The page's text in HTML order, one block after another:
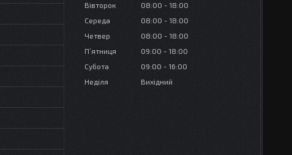
Вівторок
08:00
18:00
Середа
08:00
18:00
Четвер
08:00
18:00
Пʼятниця
09:00
18:00
Субота
09:00
16:00
Неділя
Вихідний